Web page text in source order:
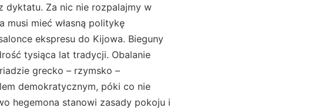
dyktatu. Za nic nie rozpalajmy w
musi mieć własną politykę
ekspresu do Kijowa. Bieguny
tysiąca lat tradycji. Obalanie
grecko – rzymsko –
demokratycznym, póki co nie
hegemona stanowi zasady pokoju i